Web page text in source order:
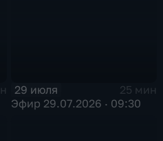
29 июля
25 мин
Эфир 29.07.2026 · 09:30